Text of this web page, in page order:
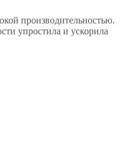
производительностью.
упростила и ускорила